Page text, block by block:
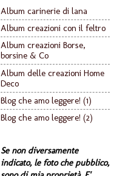
Album carinerie di lana
Album creazioni con il feltro
Album creazioni Borse,
borsine & Co
Album delle creazioni Home
Deco
Blog che amo leggere! (1)
Blog che amo leggere! (2)
Se non diversamente
indicato, le foto che pubblico,